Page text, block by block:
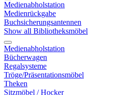
Medienabholstation
Medienrückgabe
Buchsicherungsantennen
Show all Bibliotheksmöbel
Medienabholstation
Bücherwagen
Regalsysteme
Tröge/Präsentationsmöbel
Theken
Sitzmöbel / Hocker